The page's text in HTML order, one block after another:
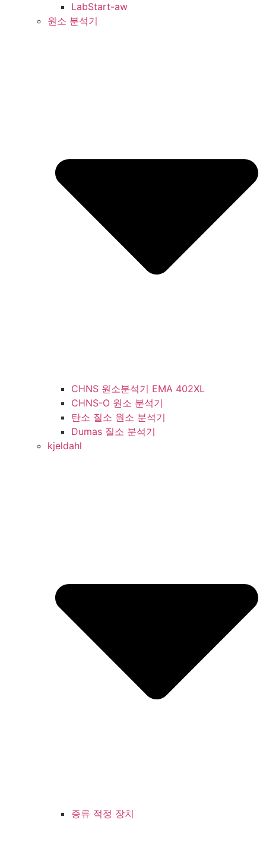
LabStart-aw
원소 분석기
CHNS 원소분석기 EMA 402XL
CHNS-O 원소 분석기
탄소 질소 원소 분석기
Dumas 질소 분석기
kjeldahl
증류 적정 장치